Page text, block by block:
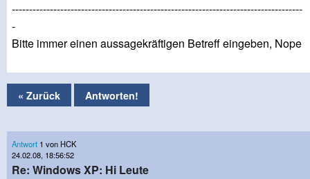
------------------------------------------------------------------------------------
-
Bitte immer einen aussagekräftigen Betreff eingeben, Nope
« Zurück Antworten!
Antwort 1 von HCK
24.02.08, 18:56:52
Re: Windows XP: Hi Leute